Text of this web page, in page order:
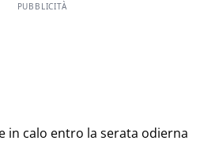
PUBBLICITÀ
in calo entro la serata odierna